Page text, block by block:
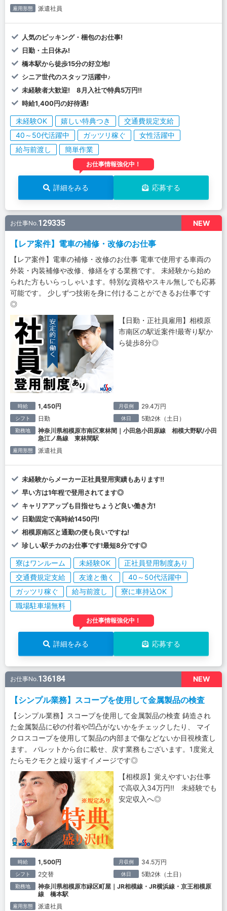
雇用形態 派遣社員
人気のピッキング・梱包のお仕事!
日勤・土日休み!
橋本駅から徒歩15分の好立地!
シニア世代のスタッフ活躍中♪
未経験者大歓迎! 8月入社で特典5万円!!
時給1,400円の好待遇!
未経験OK 嬉しい特典つき
交通費規定支給
40～50代活躍中
ガッツリ稼ぐ
女性活躍中
給与前渡し
簡単作業
お仕事情報強化中！
詳細をみる 応募する
NEW
お仕事No.129335
【レア案件】電車の補修・改修のお仕事
【レア案件】電車の補修・改修のお仕事 電車で使用する車両の
外装・内装補修や改修、修繕をする業務です。 未経験から始め
られた方もいらっしゃいます。特別な資格やスキル無しでも応募
可能です。 少しずつ技術を身に付けることができるお仕事です
◎
【日勤・正社員雇用】相模原
市南区の駅近案件!最寄り駅か
ら徒歩8分◎
時給 1,450円 月収例 29.4万円
シフト 日勤 休日 5勤2休（土日）
勤務地
神奈川県相模原市南区東林間｜小田急小田原線 相模大野駅/小田
急江ノ島線 東林間駅
雇用形態 派遣社員
未経験からメーカー正社員登用実績もあります!!
早い方は1年程で登用されてます◎
キャリアアップも目指せちょうど良い働き方!
日勤固定で高時給1450円!
相模原南区と通勤の便も良いですね!
珍しい駅チカのお仕事です!最短8分です◎
寮はワンルーム 未経験OK
正社員登用制度あり
交通費規定支給
友達と働く
40～50代活躍中
ガッツリ稼ぐ
給与前渡し
寮に車持込OK
職場駐車場無料
お仕事情報強化中！
詳細をみる 応募する
NEW
お仕事No.136184
【シンプル業務】スコープを使用して金属製品の検査
【シンプル業務】スコープを使用して金属製品の検査 鋳造され
た金属製品に砂の付着や凹凸がないかをチェックしたり、 マイ
クロスコープを使用して製品の内部まで傷などないか目視検査し
ます。 パレットから台に載せ、戻す業務もございます。1度覚え
たらモクモクと繰り返すイメージです◎
【相模原】覚えやすいお仕事
で高収入34万円!! 未経験でも
安定収入へ◎
時給 1,500円 月収例 34.5万円
シフト 2交替 休日 5勤2休（土日）
勤務地
神奈川県相模原市緑区町屋｜JR相模線・JR横浜線・京王相模原
線 橋本駅
雇用形態 派遣社員